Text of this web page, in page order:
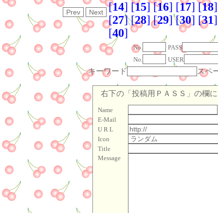
[14] [15] [16] [17] [18]
[27] [28] [29] [30] [31]
[40]
No.
PASS
No.
USER
キーワード スペ
右下の「投稿用ＰＡＳＳ」の欄
Name
E-Mail
U R L
Icon
Title
Message